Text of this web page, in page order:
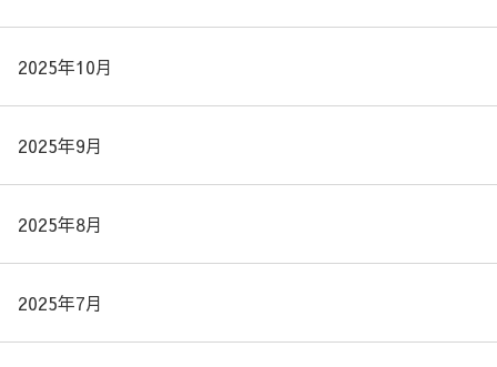
2025年10月
2025年9月
2025年8月
2025年7月